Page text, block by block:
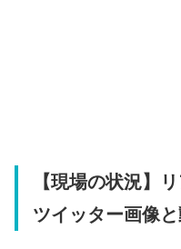
【現場の状況】
ツイッター画像と